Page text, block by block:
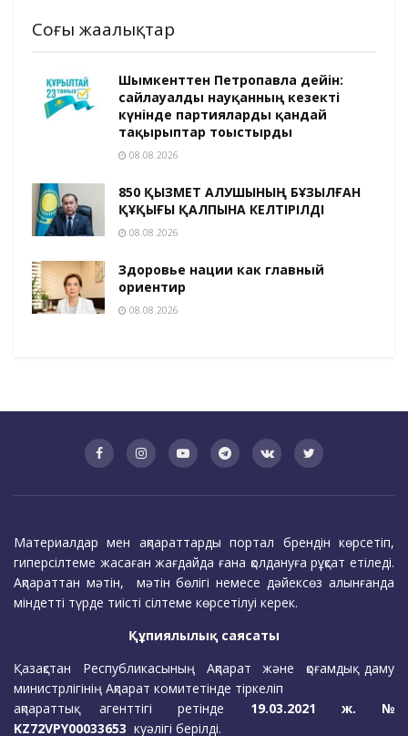
Соңғы жаңалықтар
Шымкенттен Петропавлға дейін:
сайлауалды науқанның кезекті
күнінде партияларды қандай
тақырыптар тоғыстырды
08.08.2026
850 ҚЫЗМЕТ АЛУШЫНЫҢ БҰЗЫЛҒАН
ҚҰҚЫҒЫ ҚАЛПЫНА КЕЛТІРІЛДІ
08.08.2026
Здоровье нации как главный
ориентир
08.08.2026
Материалдар мен ақпараттарды портал брендін көрсетіп,
гиперсілтеме жасаған жағдайда ғана қолдануға рұқсат етіледі.
Ақпараттан мәтін, мәтін бөлігі немесе дәйексөз алынғанда
міндетті түрде тиісті сілтеме көрсетілуі керек.
Құпиялылық саясаты
Қазақстан Республикасының Ақпарат және қоғамдық даму
министрлігінің Ақпарат комитетінде тіркеліп
ақпараттық агенттігі ретінде 19.03.2021 ж. №
KZ72VPY00033653 куәлігі берілді.